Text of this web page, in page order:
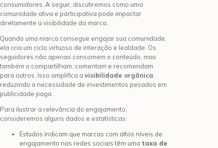
consumidores. A seguir, discutiremos como uma
comunidade ativa e participativa pode impactar
diretamente a visibilidade da marca.
Quando uma marca consegue engajar sua comunidade,
ela cria um ciclo virtuoso de interação e lealdade. Os
seguidores não apenas consomem o conteúdo, mas
também o compartilham, comentam e recomendam
para outros. Isso amplifica a visibilidade orgânica
reduzindo a necessidade de investimentos pesados em
publicidade paga.
Para ilustrar a relevância do engajamento,
consideremos alguns dados e estatísticas:
Estudos indicam que marcas com altos níveis de
engajamento nas redes sociais têm uma taxa de